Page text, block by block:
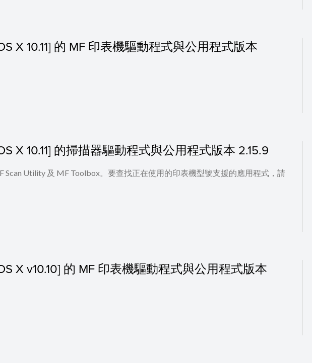
X 10.11] 的 MF 印表機驅動程式與公用程式版本
X 10.11] 的掃描器驅動程式與公用程式版本 2.15.9
Scan Utility 及 MF Toolbox。要查找正在使用的印表機型號支援的應用程式，請
X v10.10] 的 MF 印表機驅動程式與公用程式版本